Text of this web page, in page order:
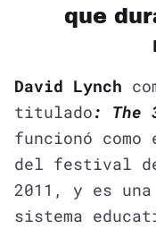
que
David Lynch
titulado: The
funcionó
del festival
2011, y es
sistema